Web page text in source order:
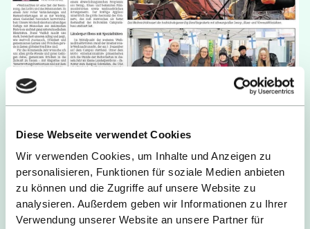
Diese Webseite verwendet Cookies
Wir verwenden Cookies, um Inhalte und Anzeigen zu
personalisieren, Funktionen für soziale Medien anbieten
zu können und die Zugriffe auf unsere Website zu
analysieren. Außerdem geben wir Informationen zu Ihrer
Verwendung unserer Website an unsere Partner für
Es weihnachtet sehr: Die
Weihnachtsausgabe der GEA-
Campusseite ist da